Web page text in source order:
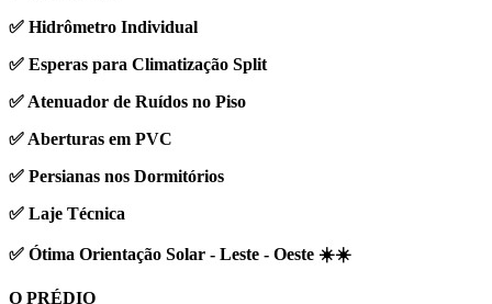
✅ Hidrômetro Individual
✅ Esperas para Climatização Split
✅ Atenuador de Ruídos no Piso
✅ Aberturas em PVC
✅ Persianas nos Dormitórios
✅ Laje Técnica
✅ Ótima Orientação Solar - Leste - Oeste ☀️☀️
O PRÉDIO